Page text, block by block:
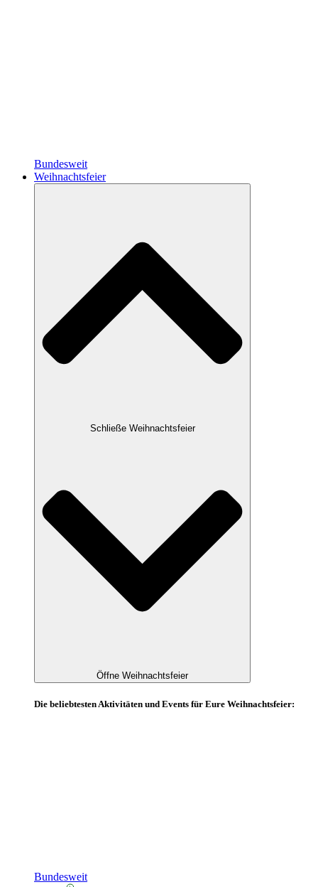
Bundesweit
Weihnachtsfeier
Schließe Weihnachtsfeier
Öffne Weihnachtsfeier
Die beliebtesten Aktivitäten und Events für Eure Weihnachtsfeier:
Bundesweit